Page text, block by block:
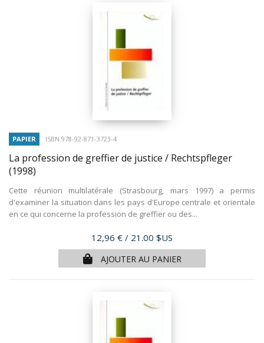
PAPIER ISBN 978-92-871-3723-4
La profession de greffier de justice / Rechtspfleger
(1998)
Cette réunion multilatérale (Strasbourg, mars 1997) a permis
d'examiner la situation dans les pays d'Europe centrale et orientale
en ce qui concerne la profession de greffier ou des...
Prix
12,96 € / 21.00 $US
AJOUTER AU PANIER